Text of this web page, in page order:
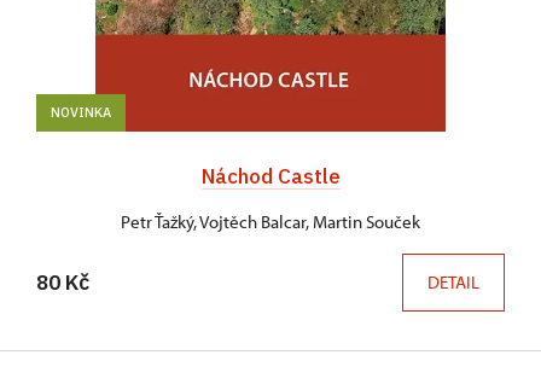
NOVINKA
Náchod Castle
Petr Ťažký, Vojtěch Balcar, Martin Souček
80 Kč DETAIL